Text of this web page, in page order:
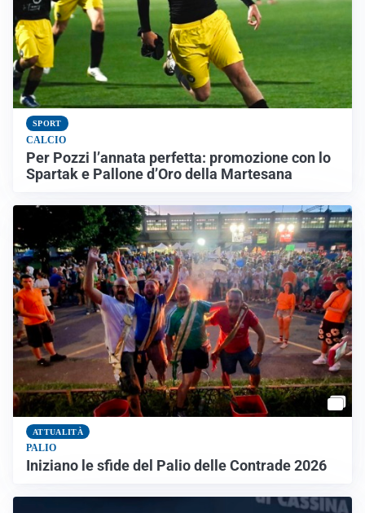
SPORT
CALCIO
Per Pozzi l’annata perfetta: promozione con lo
Spartak e Pallone d’Oro della Martesana
ATTUALITÀ
PALIO
Iniziano le sfide del Palio delle Contrade 2026